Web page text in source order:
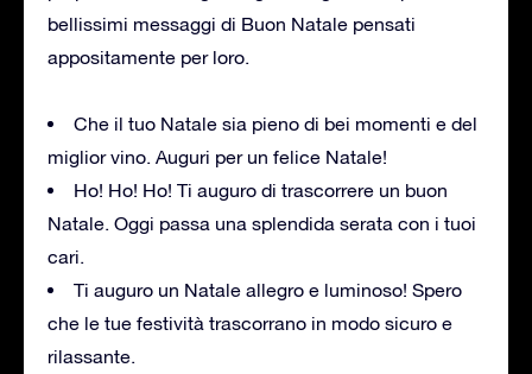
bellissimi messaggi di Buon Natale pensati
appositamente per loro.
Che il tuo Natale sia pieno di bei momenti e del
miglior vino. Auguri per un felice Natale!
Ho! Ho! Ho! Ti auguro di trascorrere un buon
Natale. Oggi passa una splendida serata con i tuoi
cari.
Ti auguro un Natale allegro e luminoso! Spero
che le tue festività trascorrano in modo sicuro e
rilassante.